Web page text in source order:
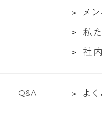
対
談
に
つ
要
メ
ー
メ ン
私
文
私 た
社
ロ
社 内
Q&A
よ よ く